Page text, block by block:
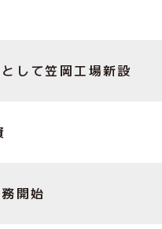
して笠岡工場新設
開始